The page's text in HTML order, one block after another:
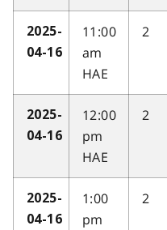
2025-
04-16
11:00
am
HAE
2
2025-
04-16
12:00
pm
HAE
2
2025-
04-16
1:00
pm
2